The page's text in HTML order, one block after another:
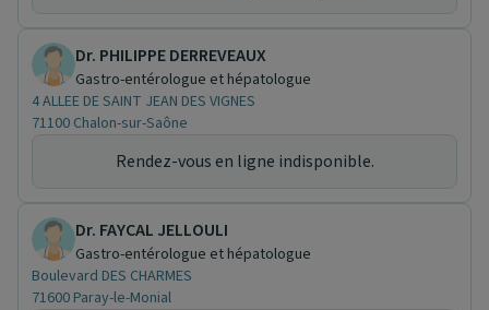
Dr. PHILIPPE DERREVEAUX
Gastro-entérologue et hépatologue
4 ALLEE DE SAINT JEAN DES VIGNES
71100 Chalon-sur-Saône
Rendez-vous en ligne indisponible.
Dr. FAYCAL JELLOULI
Gastro-entérologue et hépatologue
Boulevard DES CHARMES
71600 Paray-le-Monial